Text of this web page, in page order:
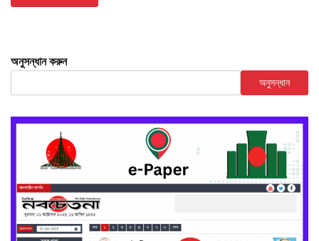
অনুসন্ধান করুন
অনুসন্ধান